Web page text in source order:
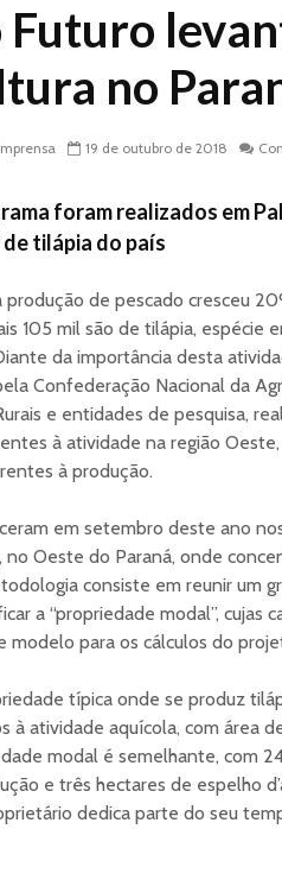
Futuro
no
19 de outubro de 2018
foram realizados em
tilápia do país
produção de pescado cresceu
105 mil são de tilápia, espécie
da importância desta
Confederação Nacional da
e entidades de pesquisa,
à atividade na região
à produção.
em setembro deste ano
no Oeste do Paraná, onde
consiste em reunir um
a “propriedade modal”, cujas
modelo para os cálculos do
típica onde se produz
à atividade aquícola, com área
modal é semelhante, com
e três hectares de espelho
dedica parte do seu